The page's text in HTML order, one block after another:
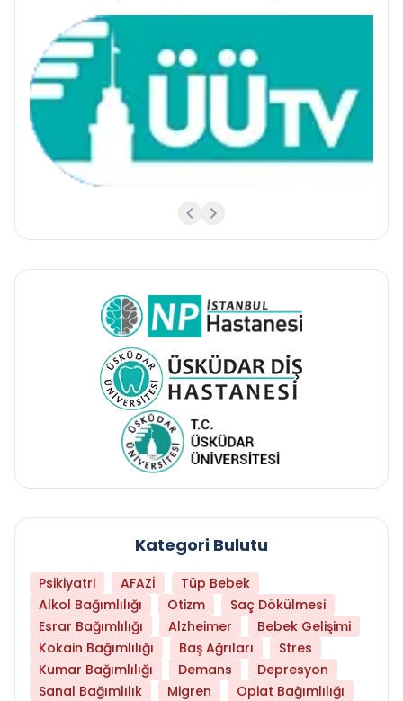
Kategori Bulutu
Psikiyatri AFAZİ
Tüp Bebek
Alkol Bağımlılığı
Otizm
Saç Dökülmesi
Esrar Bağımlılığı
Alzheimer
Bebek Gelişimi
Kokain Bağımlılığı
Baş Ağrıları
Stres
Kumar Bağımlılığı
Demans
Depresyon
Sanal Bağımlılık
Migren
Opiat Bağımlılığı